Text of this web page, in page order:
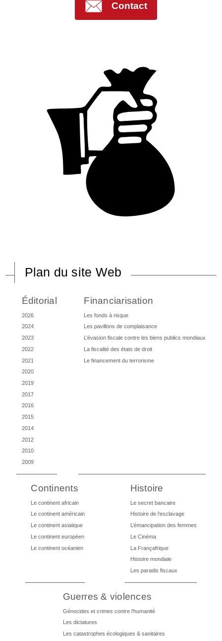
Contact
Plan du site Web
Éditorial
2026
2024
2023
2022
2021
2020
2019
2017
2016
2015
2014
2012
2010
2009
Financiarisation
Les fonds à risque
Les pavillons de complaisance
L’évasion fiscale contre les biens publics mondiaux
La fiscalité des états de droit
Le financement du terrorisme
Continents
Le continent africain
Le continent américain
Le continent asiatique
Le continent européen
Le continent océanien
Histoire
Le secret bancaire
Histoire de l’esclavage
L’émancipation des femmes
Le Cinéma
La Françafrique
Histoire mondiale
Les paradis fiscaux
Guerres & violences
Génocides et crimes contre l’humanité
Les dictatures
Les catastrophes écologiques & sanitaires